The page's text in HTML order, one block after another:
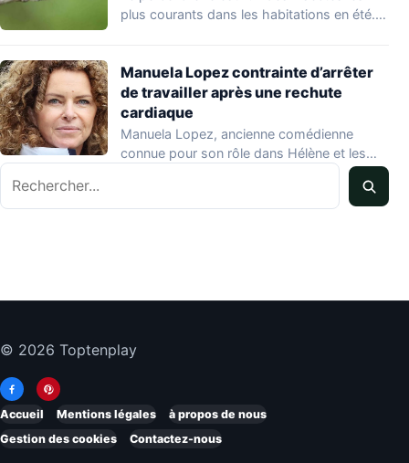
plus courants dans les habitations en été.…
Manuela Lopez contrainte d’arrêter
de travailler après une rechute
cardiaque
Manuela Lopez, ancienne comédienne
connue pour son rôle dans Hélène et les
© 2026 Toptenplay
Accueil Mentions légales
à propos de nous
Gestion des cookies
Contactez-nous